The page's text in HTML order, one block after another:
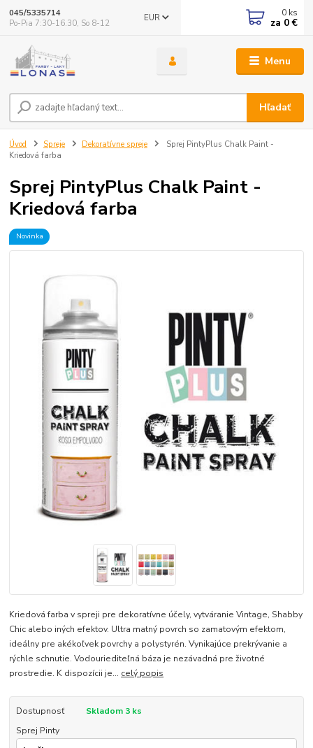
Menu
EUR
Hľadať
045/5335714
Po-Pia 7:30-16.30, So 8-12
0 ks
za 0 €
Úvod Spreje Dekoratívne spreje
Sprej PintyPlus Chalk Paint -
Kriedová farba
Sprej PintyPlus Chalk Paint -
Kriedová farba
Novinka
Kriedová farba v spreji pre dekoratívne účely, vytváranie Vintage, Shabby
Chic alebo iných efektov. Ultra matný povrch so zamatovým efektom,
ideálny pre akékoľvek povrchy a polystyrén. Vynikajúce prekrývanie a
rýchle schnutie. Vodouriediteľná báza je nezávadná pre životné
prostredie. K dispozícii je... celý popis
Dostupnosť
Skladom 3 ks
Sprej Pinty